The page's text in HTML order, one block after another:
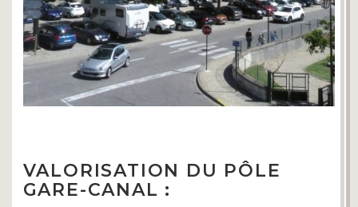
VALORISATION DU PÔLE
GARE-CANAL :